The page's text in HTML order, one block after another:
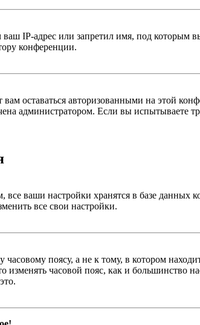
IP-адрес или запретил имя, под которым
конференции.
оставаться авторизованными на этой
администратором. Если вы испытываете
все ваши настройки хранятся в базе
все свои настройки.
поясу, а не к тому, в котором
часовой пояс, как и большинство